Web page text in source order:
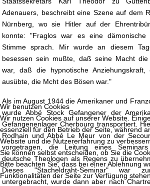
Adenauers, beschreibt eine Szene auf dem
Nürnberg, wo sie Hitler auf der
konnte: "Fraglos war es eine
Stimme sprach. Mir wurde an diesem
besessen sein mußte, daß seine Macht
war, daß die hypnotische
ausübte, die Mcht des Bösen war."
Als im August 1944 die Amerikaner und
wurde Abbé Stock Gefangener der
Gefangenenlager Cherbourg transportiert.
Rodhain und Abbé Le Meur von der
vorgetragen, die Leitung eines
deutsche Theologen als Regens zu
Dieses "Stacheldraht-Seminar" war
untergebracht, wurde dann aber nach
Wir benutzen Cookies
Wir nutzen Cookies auf unserer Website.
essenziell für den Betrieb der Seite, während
Website und die Nutzererfahrung zu
Sie können selbst entscheiden, ob Sie die
Bitte beachten Sie, dass bei einer Ablehnung
Funktionalitäten der Seite zur Verfügung